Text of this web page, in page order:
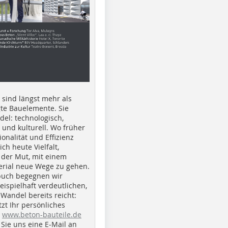
längst mehr als
Bauelemente. Sie
technologisch,
und kulturell. Wo früher
und Effizienz
heute Vielfalt,
Mut, mit einem
neue Wege zu gehen.
begegnen wir
verdeutlichen,
bereits reicht:
Ihr persönliches
www.beton-bauteile.de
uns eine E-Mail an